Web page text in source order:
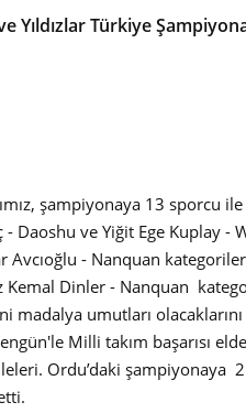
Yıldızlar Türkiye
şampiyonaya 13 sporcu ile
Daoshu ve Yiğit Ege Kuplay -
- Nanquan
Dinler - Nanquan
umutları
Milli takım başarısı
Ordu’daki şampiyonaya